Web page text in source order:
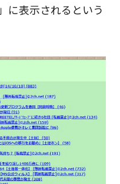
に表示されるという